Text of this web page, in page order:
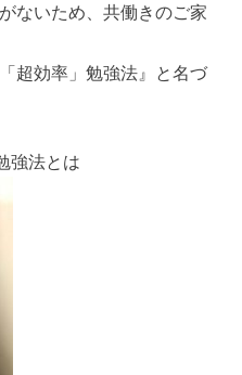
ないため、共働きのご家
超効率」勉強法』と名づ
強法とは